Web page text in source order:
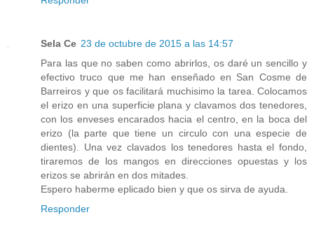
Sela Ce 23 de octubre de 2015 a las 14:57
Para las que no saben como abrirlos, os daré un sencillo y
efectivo truco que me han enseñado en San Cosme de
Barreiros y que os facilitará muchisimo la tarea. Colocamos
el erizo en una superficie plana y clavamos dos tenedores,
con los enveses encarados hacia el centro, en la boca del
erizo (la parte que tiene un circulo con una especie de
dientes). Una vez clavados los tenedores hasta el fondo,
tiraremos de los mangos en direcciones opuestas y los
erizos se abrirán en dos mitades.
Espero haberme eplicado bien y que os sirva de ayuda.
Responder